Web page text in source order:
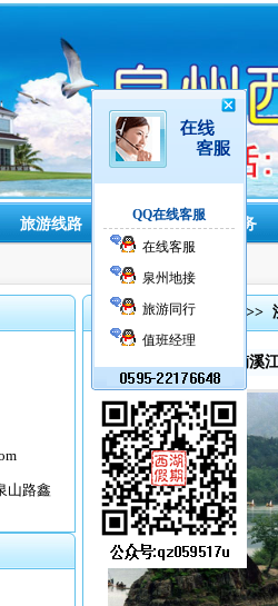
QQ在线客服
在线客服
泉州地接
旅游同行
值班经理
旅游线路 酒店预订 租车服务
山路鑫
首页>>旅游线路 >>
品质|泉州到雁荡山楠溪